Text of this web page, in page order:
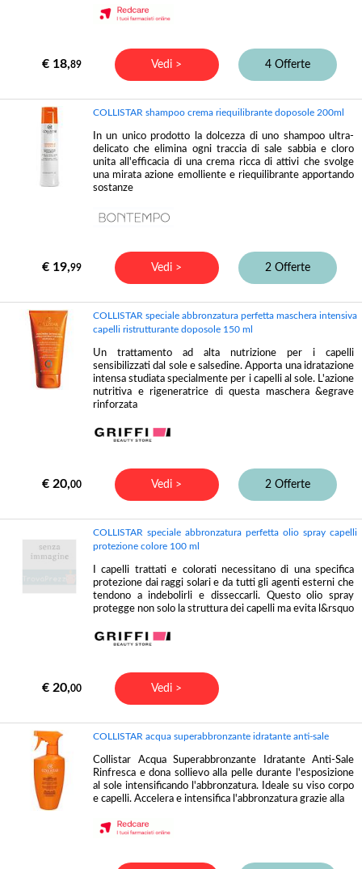
€ 18,89 Vedi > 4 Offerte
COLLISTAR shampoo crema riequilibrante doposole 200ml
In un unico prodotto la dolcezza di uno shampoo ultra-
delicato che elimina ogni traccia di sale sabbia e cloro
unita all'efficacia di una crema ricca di attivi che svolge
una mirata azione emolliente e riequilibrante apportando
sostanze
€ 19,99 Vedi > 2 Offerte
COLLISTAR speciale abbronzatura perfetta maschera intensiva
capelli ristrutturante doposole 150 ml
Un trattamento ad alta nutrizione per i capelli
sensibilizzati dal sole e salsedine. Apporta una idratazione
intensa studiata specialmente per i capelli al sole. L'azione
nutritiva e rigeneratrice di questa maschera &egrave
rinforzata
€ 20,00 Vedi > 2 Offerte
COLLISTAR speciale abbronzatura perfetta olio spray capelli
protezione colore 100 ml
I capelli trattati e colorati necessitano di una specifica
protezione dai raggi solari e da tutti gli agenti esterni che
tendono a indebolirli e disseccarli. Questo olio spray
protegge non solo la struttura dei capelli ma evita l&rsquo
€ 20,00 Vedi >
COLLISTAR acqua superabbronzante idratante anti-sale
Collistar Acqua Superabbronzante Idratante Anti-Sale
Rinfresca e dona sollievo alla pelle durante l'esposizione
al sole intensificando l'abbronzatura. Ideale su viso corpo
e capelli. Accelera e intensifica l'abbronzatura grazie alla